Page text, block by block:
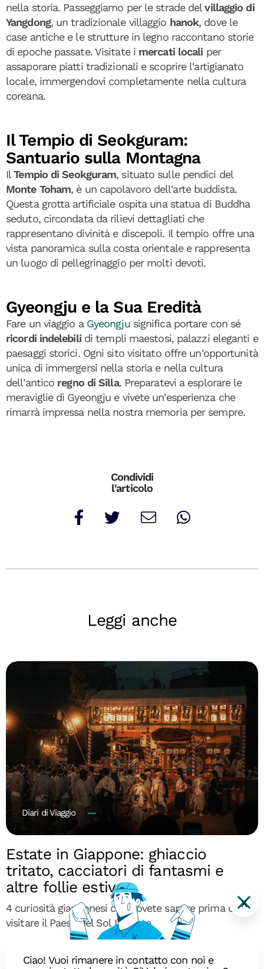
nella storia. Passeggiamo per le strade delvillaggio di
Yangdong, un tradizionale villaggio hanok, dove le
case antiche e le strutture in legno raccontano storie
di epoche passate. Visitate i mercati locali per
assaporare piatti tradizionali e scoprire l'artigianato
locale, immergendovi completamente nella cultura
coreana.
Il Tempio di Seokguram:
Santuario sulla Montagna
IlTempio di Seokguram, situato sulle pendici del
Monte Toham, è un capolavoro dell'arte buddista.
Questa grotta artificiale ospita una statua di Buddha
seduto, circondata da rilievi dettagliati che
rappresentano divinità e discepoli. Il tempio offre una
vista panoramica sulla costa orientale e rappresenta
un luogo di pellegrinaggio per molti devoti.
Gyeongju e la Sua Eredità
Fare un viaggio a Gyeongjusignifica portare con sé
ricordi indelebilidi templi maestosi, palazzi eleganti e
paesaggi storici. Ogni sito visitato offre un'opportunità
unica di immergersi nella storia e nella cultura
dell'antico regno di Silla. Preparatevi a esplorare le
meraviglie di Gyeongju e vivete un'esperienza che
rimarrà impressa nella nostra memoria per sempre.
Condividi
l'articolo
Leggi anche
Diari di Viaggio
Estate in Giappone: ghiaccio
tritato, cacciatori di fantasmi e
altre follie estive
4 curiosità giapponesi che dovete sapere prima di
visitare il Paese del Sol Levante
X
Ciao! Vuoi rimanere in contatto con noi e